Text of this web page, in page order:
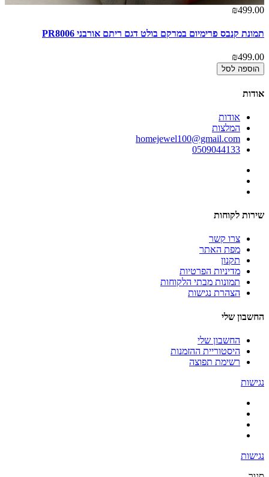
₪499.00
תמונת קנבס פרימיום במרקם בולט דגם ריתם אורבני PR8006
₪499.00
הוספה לסל
אודות
אודות
המלצות
homejewel100@gmail.com
0509044133
שירות לקוחות
צרו קשר
מפת האתר
תקנון
מדיניות הפרטיות
תמונות מבתי הלקוחות
הצהרת נגישות
החשבון שלי
החשבון שלי
היסטוריית ההזמנות
רשימת תפוצה
נגישות
נגישות